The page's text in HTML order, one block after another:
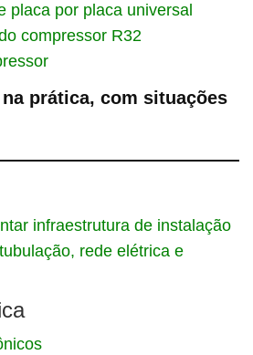
placa por placa universal
compressor R32
na prática, com situações
infraestrutura de instalação
rede elétrica e